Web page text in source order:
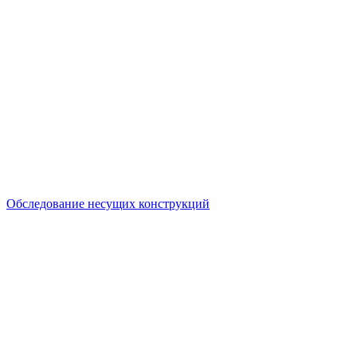
Обследование несущих конструкций